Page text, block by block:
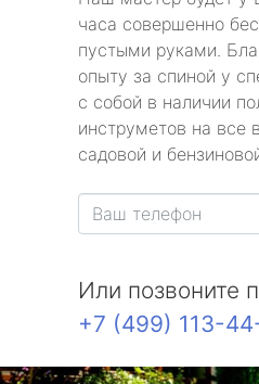
часа совершенно
пустыми руками.
опыту за спиной у
с собой в наличии
инструметов на все
садовой и
Или позвоните
+7 (499) 113-